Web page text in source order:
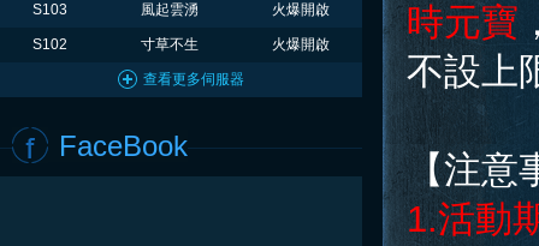
S103 風起雲湧 火爆開啟
S102 寸草不生 火爆開啟
查看更多伺服器
FaceBook
時元寶
不設上
【注意
1.活動